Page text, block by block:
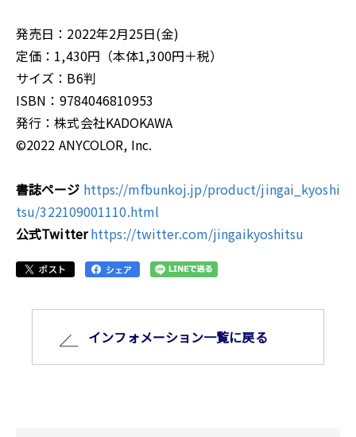
発売日：2022年2月25日(金)
定価：1,430円（本体1,300円＋税）
サイズ：B6判
ISBN：9784046810953
発行：株式会社KADOKAWA
©2022 ANYCOLOR, Inc.
書誌ページ https://mfbunkoj.jp/product/jingai_kyoshi
tsu/322109001110.html
公式Twitter https://twitter.com/jingaikyoshitsu
インフォメーション⼀覧に戻る